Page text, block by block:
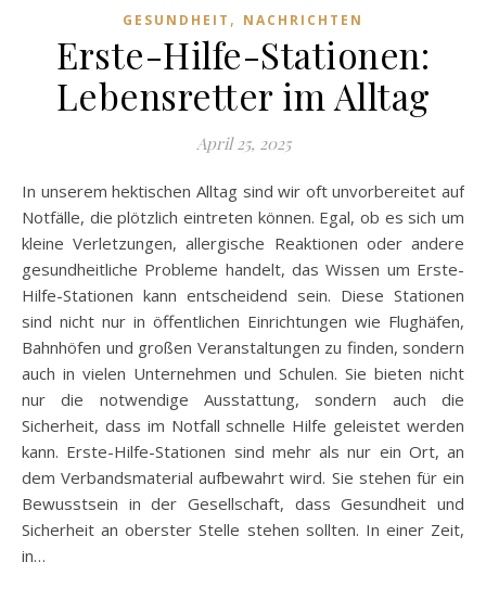
GESUNDHEIT , NACHRICHTEN
Erste-Hilfe-Stationen:
Lebensretter im Alltag
April 25, 2025
In unserem hektischen Alltag sind wir oft unvorbereitet auf
Notfälle, die plötzlich eintreten können. Egal, ob es sich um
kleine Verletzungen, allergische Reaktionen oder andere
gesundheitliche Probleme handelt, das Wissen um Erste-
Hilfe-Stationen kann entscheidend sein. Diese Stationen
sind nicht nur in öffentlichen Einrichtungen wie Flughäfen,
Bahnhöfen und großen Veranstaltungen zu finden, sondern
auch in vielen Unternehmen und Schulen. Sie bieten nicht
nur die notwendige Ausstattung, sondern auch die
Sicherheit, dass im Notfall schnelle Hilfe geleistet werden
kann. Erste-Hilfe-Stationen sind mehr als nur ein Ort, an
dem Verbandsmaterial aufbewahrt wird. Sie stehen für ein
Bewusstsein in der Gesellschaft, dass Gesundheit und
Sicherheit an oberster Stelle stehen sollten. In einer Zeit,
in…